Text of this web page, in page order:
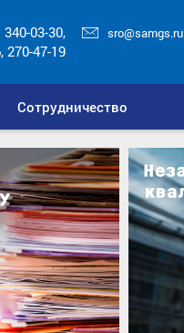
03-30,
270-47-19
sro@samgs.ru
Сотрудничество